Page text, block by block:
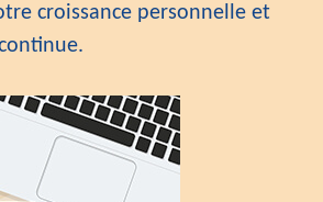
croissance personnelle et